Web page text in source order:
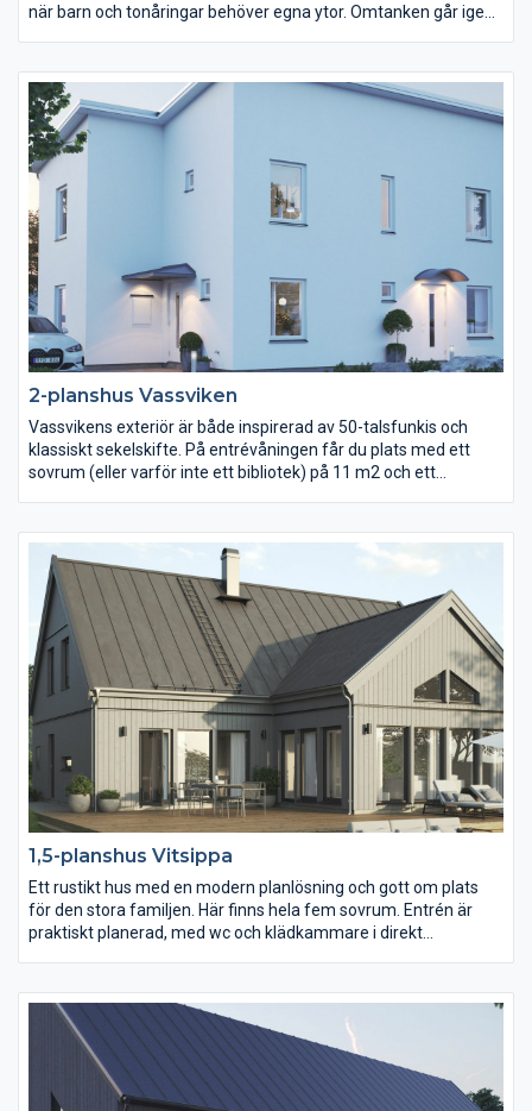
när barn och tonåringar behöver egna ytor. Omtanken går igen i
har en egen sovrumsdel i anslutning till det rejäla allrummet (de
kan t o m ha egen ingång via tvättrummet). Med fyra stora
sovrum, två badrum och separat gästtoalett klarar Symmetri
alla livets skeden.
2-planshus Vassviken
Vassvikens exteriör är både inspirerad av 50-talsfunkis och
klassiskt sekelskifte. På entrévåningen får du plats med ett
sovrum (eller varför inte ett bibliotek) på 11 m2 och ett
entrén. Under trappan, som bildar navet i huset, finns ytterligare
ett förråd. På övervåningen hittar du fyra sovrum och en fransk
balkong. Allrum och föräldrasovrum kan byta plats och väljer du
dessutom att bara ha tre sovrum, samt att flytta badrummet till
sovrum fyra, får du en rymlig klädkammare där WC/dusch
finns. Arkitekt: Ingemar Medlöw, IMw design
1,5-planshus Vitsippa
Ett rustikt hus med en modern planlösning och gott om plats
för den stora familjen. Här finns hela fem sovrum. Entrén är
praktiskt planerad, med wc och klädkammare i direkt
från köket och vardagsrummet. Addera ett ryggåstak som
tillval för extra rymd.